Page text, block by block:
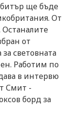
ще бъде
От
от
световната
Работим по
в интервю
Смит -
борд за